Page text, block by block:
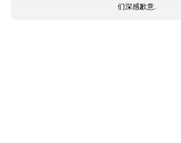
们深感歉意.